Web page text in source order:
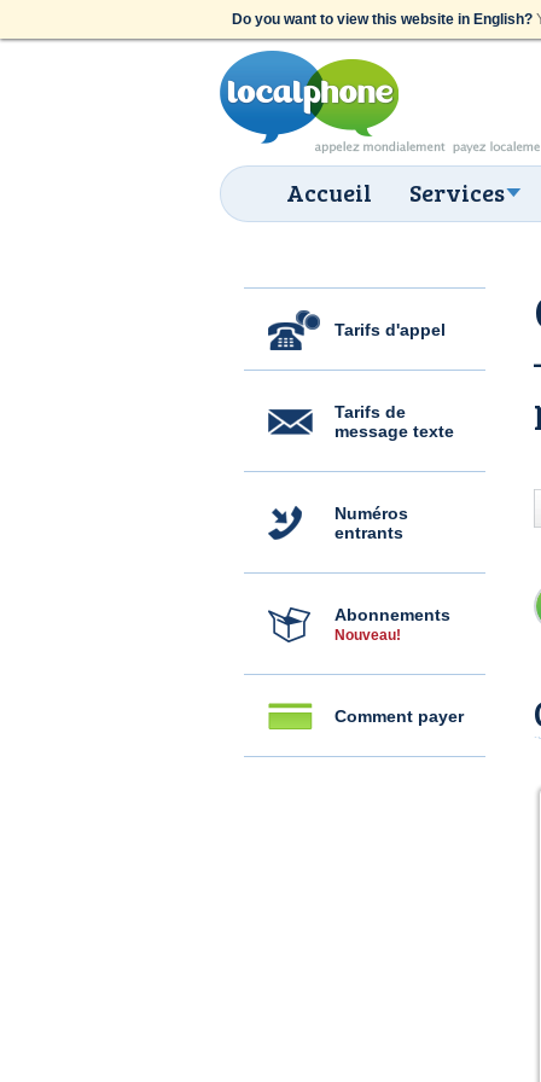
Do you want to view this website in English?
Accueil Services
Tarifs d'appel
Tarifs de
message texte
Numéros
entrants
Abonnements
Nouveau!
Comment payer